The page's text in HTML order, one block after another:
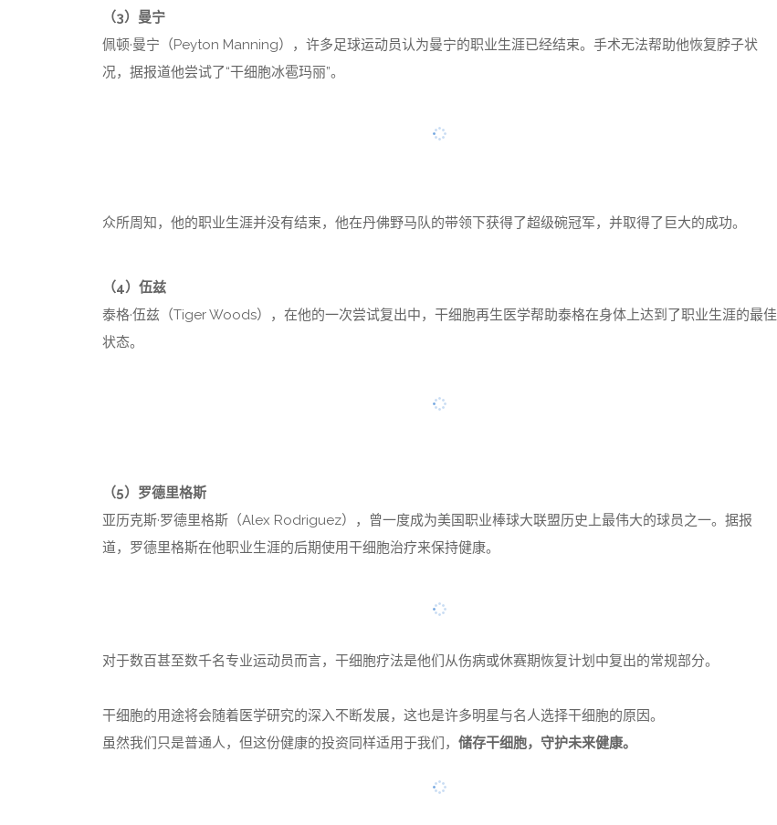
（3）曼宁
佩顿·曼宁（Peyton Manning），许多足球运动员认为曼宁的职业生涯已经结束。手术无法帮助他恢复脖子状
况，据报道他尝试了“干细胞冰雹玛丽”。
众所周知，他的职业生涯并没有结束，他在丹佛野马队的带领下获得了超级碗冠军，并取得了巨大的成功。
（4）伍兹
泰格·伍兹（Tiger Woods），在他的一次尝试复出中，干细胞再生医学帮助泰格在身体上达到了职业生涯的最佳
状态。
（5）罗德里格斯
亚历克斯·罗德里格斯（Alex Rodriguez），曾一度成为美国职业棒球大联盟历史上最伟大的球员之一。据报
道，罗德里格斯在他职业生涯的后期使用干细胞治疗来保持健康。
对于数百甚至数千名专业运动员而言，干细胞疗法是他们从伤病或休赛期恢复计划中复出的常规部分。
干细胞的用途将会随着医学研究的深入不断发展，这也是许多明星与名人选择干细胞的原因。
虽然我们只是普通人，但这份健康的投资同样适用于我们， 储存干细胞，守护未来健康。